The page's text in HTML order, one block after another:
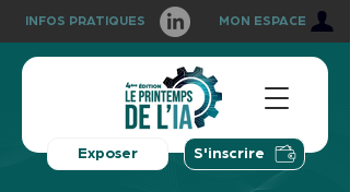
Exposer S'inscrire
MON ESPACE
INFOS PRATIQUES